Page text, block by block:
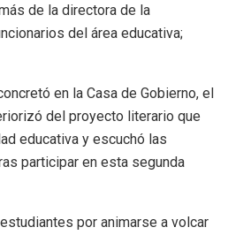
de la directora de la
del área educativa;
en la Casa de Gobierno, el
del proyecto literario que
educativa y escuchó las
participar en esta segunda
por animarse a volcar